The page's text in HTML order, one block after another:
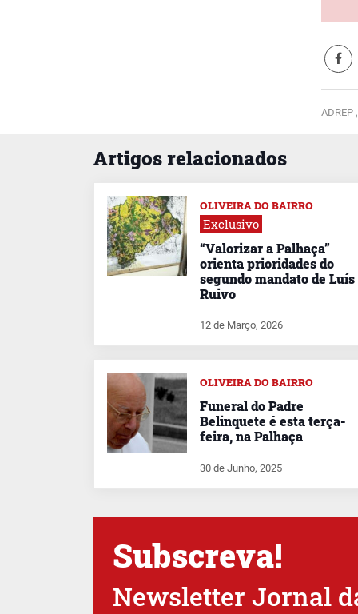
ADREP ,
Artigos relacionados
OLIVEIRA DO BAIRRO
Exclusivo
“Valorizar a Palhaça”
orienta prioridades do
segundo mandato de Luís
Ruivo
12 de Março, 2026
OLIVEIRA DO BAIRRO
Funeral do Padre
Belinquete é esta terça-
feira, na Palhaça
30 de Junho, 2025
Subscreva!
Newsletter Jornal